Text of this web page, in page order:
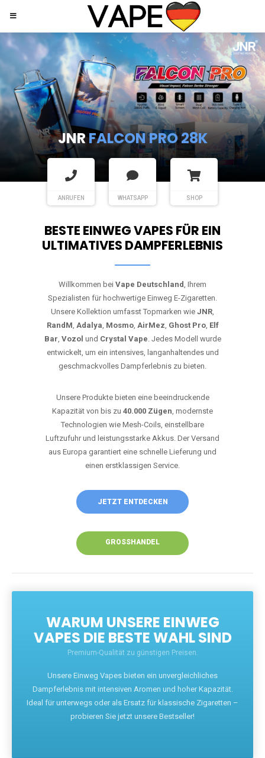
JNRSHISHA HOOKAH MAX
ANRUFEN WHATSAPP SHOP
BESTE EINWEG VAPES FÜR EIN
ULTIMATIVES DAMPFERLEBNIS
Willkommen bei Vape Deutschland, Ihrem
Spezialisten für hochwertige Einweg E-Zigaretten.
Unsere Kollektion umfasst Topmarken wie JNR,
RandM, Adalya, Mosmo, AirMez, Ghost Pro, Elf
Bar, Vozol und Crystal Vape. Jedes Modell wurde
entwickelt, um ein intensives, langanhaltendes und
geschmackvolles Dampferlebnis zu bieten.
Unsere Produkte bieten eine beeindruckende
Kapazität von bis zu 40.000 Zügen, modernste
Technologien wie Mesh-Coils, einstellbare
Luftzufuhr und leistungsstarke Akkus. Der Versand
aus Europa garantiert eine schnelle Lieferung und
einen erstklassigen Service.
JETZT ENTDECKEN
GROSSHANDEL
WARUM UNSERE EINWEG
VAPES DIE BESTE WAHL SIND
Premium-Qualität zu günstigen Preisen.
Unsere Einweg Vapes bieten ein unvergleichliches
Dampferlebnis mit intensiven Aromen und hoher Kapazität.
Ideal für unterwegs oder als Ersatz für klassische Zigaretten –
probieren Sie jetzt unsere Bestseller!